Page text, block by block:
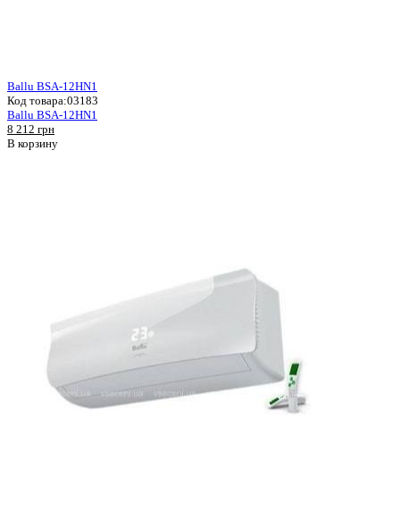
Ballu BSA-12HN1
Код товара:03183
Ballu BSA-12HN1
8 212 грн
В корзину